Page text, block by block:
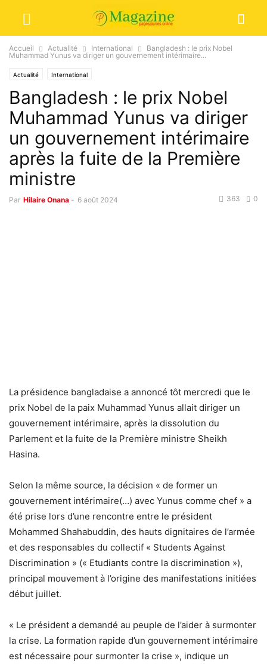
Accueil Actualité International
Bangladesh : le prix Nobel
Muhammad Yunus va diriger un gouvernement intérimaire...
Actualité International
Bangladesh : le prix Nobel
Muhammad Yunus va diriger
un gouvernement intérimaire
après la fuite de la Première
ministre
Par Hilaire Onana - 6 août 2024 0
363
La présidence bangladaise a annoncé tôt mercredi que le
prix Nobel de la paix Muhammad Yunus allait diriger un
gouvernement intérimaire, après la dissolution du
Parlement et la fuite de la Première ministre Sheikh
Hasina.
Selon la même source, la décision « de former un
gouvernement intérimaire(…) avec Yunus comme chef » a
été prise lors d’une rencontre entre le président
Mohammed Shahabuddin, des hauts dignitaires de l’armée
et des responsables du collectif « Students Against
Discrimination » (« Etudiants contre la discrimination »),
principal mouvement à l’origine des manifestations initiées
début juillet.
« Le président a demandé au peuple de l’aider à surmonter
la crise. La formation rapide d’un gouvernement intérimaire
est nécessaire pour surmonter la crise », indique un